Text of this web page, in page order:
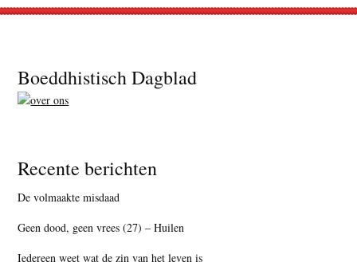
Footer
Boeddhistisch Dagblad
Recente berichten
De volmaakte misdaad
Geen dood, geen vrees (27) – Huilen
Iedereen weet wat de zin van het leven is